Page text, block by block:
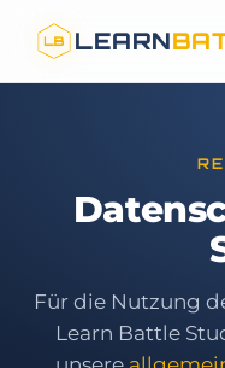
LEARN
Für die Nutzung
Learn Battle